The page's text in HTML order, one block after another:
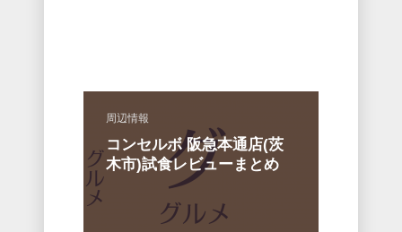
周辺情報
コンセルボ 阪急本通店(茨
木市)試食レビューまとめ